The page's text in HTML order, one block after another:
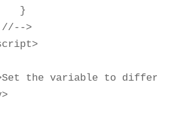
}
>
the variable to different